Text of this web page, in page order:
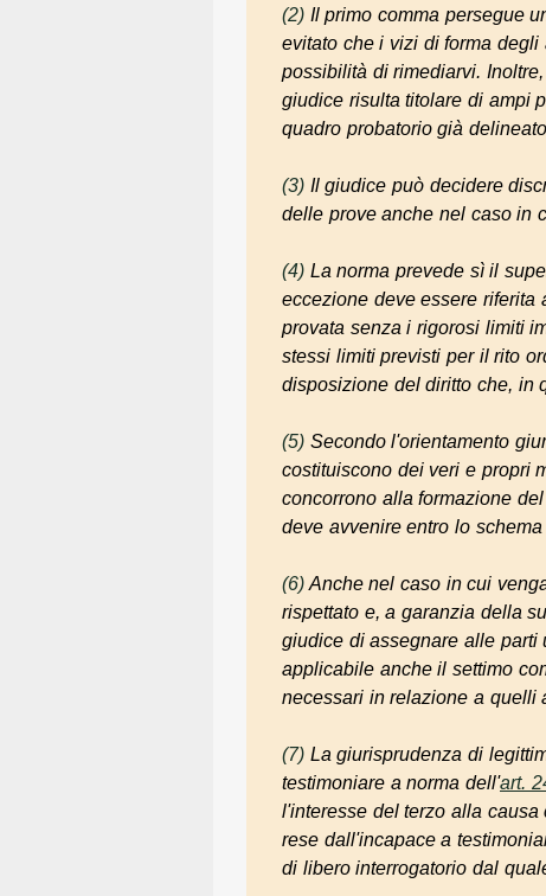
(2) Il primo comma persegue
evitato che i vizi di forma
possibilità di rimediarvi.
giudice risulta titolare di ampi
quadro probatorio già
(3) Il giudice può decidere
delle prove anche nel caso in
(4) La norma prevede sì il
eccezione deve essere riferita
provata senza i rigorosi limiti
stessi limiti previsti per il rito
disposizione del diritto che, in
(5) Secondo l'orientamento
costituiscono dei veri e propri
concorrono alla formazione
deve avvenire entro lo
(6) Anche nel caso in cui
rispettato e, a garanzia della
giudice di assegnare alle parti
applicabile anche il settimo
necessari in relazione a quelli
(7) La giurisprudenza di
testimoniare a norma dell'art.
l'interesse del terzo alla
rese dall'incapace a
di libero interrogatorio dal